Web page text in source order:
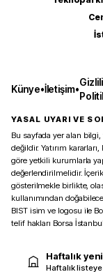
Künye•İletişim•
YASAL UYARI VE
Bu sayfada yer alan bilgi,
değildir. Yatırım
göre yetkili kurumlarla
değerlendirilmelidir.
gösterilmekle birlikte,
kullanımından
BIST isim ve logosu ile
telif hakları Borsa
Haftalık
Haftalık